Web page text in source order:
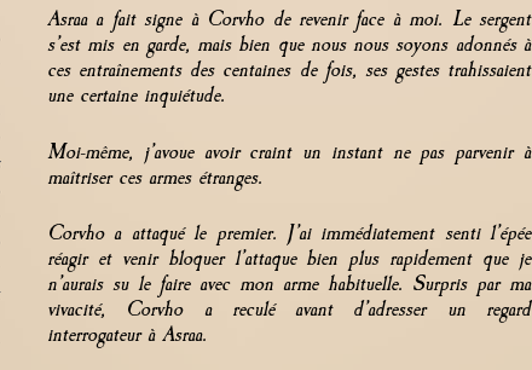
Asraa a fait signe à Corvho de revenir face à moi. Le sergent
s’est mis en garde, mais bien que nous nous soyons adonnés à
ces entraînements des centaines de fois, ses gestes trahissaient
une certaine inquiétude.
Moi-même, j’avoue avoir craint un instant ne pas parvenir à
maîtriser ces armes étranges.
Corvho a attaqué le premier. J’ai immédiatement senti l’épée
réagir et venir bloquer l’attaque bien plus rapidement que je
n’aurais su le faire avec mon arme habituelle. Surpris par ma
vivacité, Corvho a reculé avant d’adresser un regard
interrogateur à Asraa.